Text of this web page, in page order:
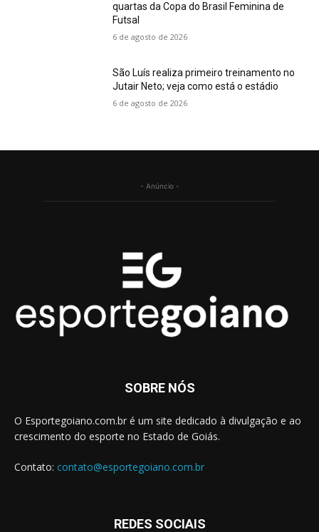
quartas da Copa do Brasil Feminina de
Futsal
6 de agosto de 2026
São Luís realiza primeiro treinamento no
Jutair Neto; veja como está o estádio
6 de agosto de 2026
- Anúncio -
SOBRE NÓS
O Esportegoiano.com.br é um site dedicado à divulgação e ao
crescimento do esporte no Estado de Goiás.
Contato: contato@esportegoiano.com.br
REDES SOCIAIS